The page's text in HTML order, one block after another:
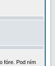
fóre. Pod ním